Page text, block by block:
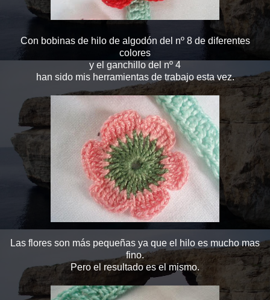
Con bobinas de hilo de algodón del nº 8 de diferentes
colores
y el ganchillo del nº 4
han sido mis herramientas de trabajo esta vez.
Las flores son más pequeñas ya que el hilo es mucho mas
fino.
Pero el resultado es el mismo.